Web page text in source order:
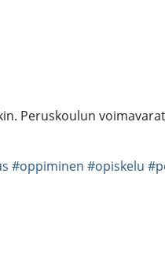
Peruskoulun
#oppiminen #opiskelu